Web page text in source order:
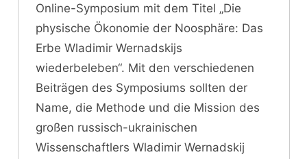
Online-Symposium mit dem Titel „Die
physische Ökonomie der Noosphäre: Das
Erbe Wladimir Wernadskijs
wiederbeleben“. Mit den verschiedenen
Beiträgen des Symposiums sollten der
Name, die Methode und die Mission des
großen russisch-ukrainischen
Wissenschaftlers Wladimir Wernadskij